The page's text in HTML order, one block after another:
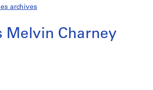
archives
Melvin Charney